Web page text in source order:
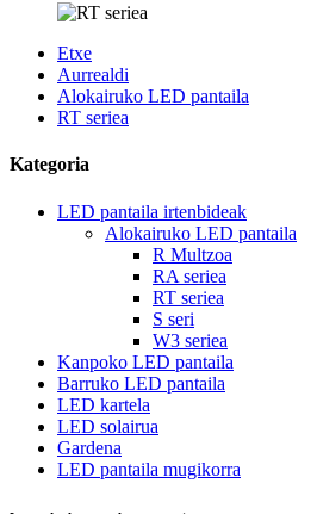
Etxe
Aurrealdi
Alokairuko LED pantaila
RT seriea
Kategoria
LED pantaila irtenbideak
Alokairuko LED pantaila
R Multzoa
RA seriea
RT seriea
S seri
W3 seriea
Kanpoko LED pantaila
Barruko LED pantaila
LED kartela
LED solairua
Gardena
LED pantaila mugikorra